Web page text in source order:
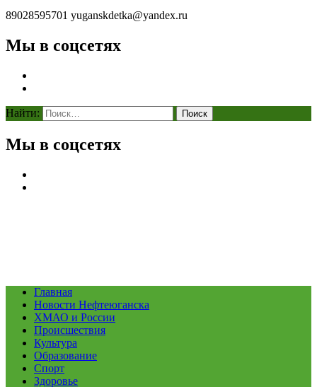
89028595701 yuganskdetka@yandex.ru
Мы в соцсетях
Найти:
Мы в соцсетях
Главная
Новости Нефтеюганска
ХМАО и России
Происшествия
Культура
Образование
Спорт
Здоровье